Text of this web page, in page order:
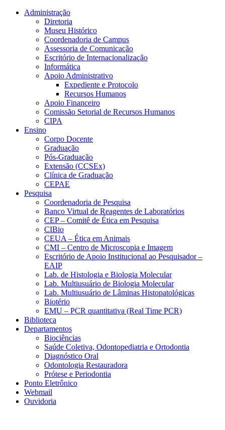
Conteúdo principal Menu principal
Administração
Diretoria
Museu Histórico
Coordenadoria de Campus
Assessoria de Comunicação
Escritório de Internacionalização
Informática
Apoio Administrativo
Expediente e Protocolo
Recursos Humanos
Apoio Financeiro
Comissão Setorial de Recursos Humanos
CIPA
Ensino
Corpo Docente
Graduação
Pós-Graduação
Extensão (CCSEx)
Clínica de Graduação
CEPAE
Pesquisa
Coordenadoria de Pesquisa
Banco Virtual de Reagentes de Laboratórios
CEP – Comitê de Ética em Pesquisa
CIBio
CEUA – Ética em Animais
CMI – Centro de Microscopia e Imagem
Escritório de Apoio Institucional ao Pesquisador –
EAIP
Lab. de Histologia e Biologia Molecular
Lab. Multiusuário de Biologia Molecular
Lab. Multiusuário de Lâminas Histopatológicas
Biotério
EMU – PCR quantitativa (Real Time PCR)
Biblioteca
Departamentos
Biociências
Saúde Coletiva, Odontopediatria e Ortodontia
Diagnóstico Oral
Odontologia Restauradora
Prótese e Periodontia
Ponto Eletrônico
Webmail
Ouvidoria